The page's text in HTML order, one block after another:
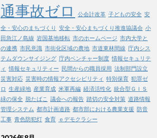
通事故ゼロ
公会計改革 子どもの安全 安
全・安心のまちづくり 安全・安心まちづくり推進協議会 小
田急江ノ島線 岩国基地移転 市のホームページ 市内大学と
の連携 市民意識 市街化区域の農地 市道東林間線 庁内シス
テムダウンサイジング 庁内ベンチャー制度 情報セキュリテ
ィ 情報セキュリティー 民間からの職員採用 法制部門設立
災害対応 災害時の情報アクセシビリティ 特別保育 犯罪ゼ
ロ 生産緑地 産業育成 米軍再編 経済活性化 統合型ＧＩＳ
緑の保全 脱たばこ 議会への報告 踏切の安全対策 道路情報
管理システム 都市計画道路 都市部における農業支援 防音
工事 青色防犯灯 食育 ｅデモクラシー